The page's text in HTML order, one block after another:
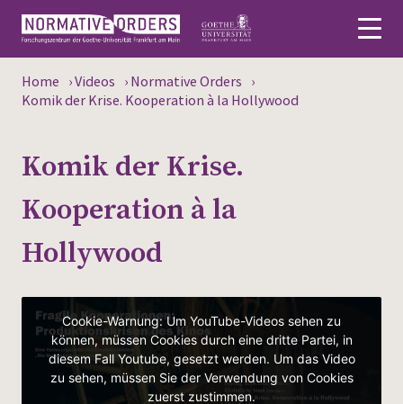
Deutsch
Persons
Research
Events
Publications
Home ›Videos › Normative Orders ›
Komik der Krise. Kooperation à la Hollywood
Komik der Krise.
Kooperation à la
Hollywood